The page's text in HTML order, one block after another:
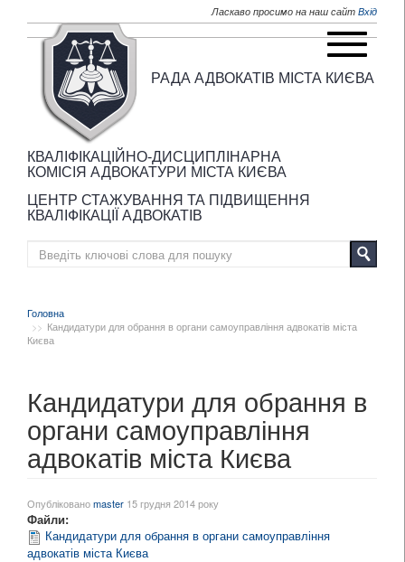
Ласкаво просимо на наш сайт Вхід
РАДА АДВОКАТІВ МІСТА КИЄВА
КВАЛІФІКАЦІЙНО-ДИСЦИПЛІНАРНА
КОМІСІЯ АДВОКАТУРИ МІСТА КИЄВА
ЦЕНТР СТАЖУВАННЯ ТА ПІДВИЩЕННЯ
КВАЛІФІКАЦІЇ АДВОКАТІВ
Головна
Кандидатури для обрання в органи самоуправління адвокатів міста
Києва
Кандидатури для обрання в
органи самоуправління
адвокатів міста Києва
Опублікованоmaster 15 грудня 2014 року
Файли:
Кандидатури для обрання в органи самоуправління
адвокатів міста Києва